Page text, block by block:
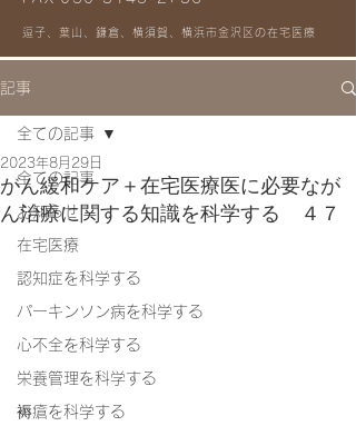
逗子、葉山、鎌倉、横須賀、横浜市金沢区の在宅医療
記事
全ての記事
お知らせ
在宅医療
認知症を科学する
パーキンソン病を科学する
心不全を科学する
栄養管理を科学する
褥瘡を科学する
全ての記事
がん緩和ケア＋在宅医療医に必要なが
ん治療に関する知識を科学する ４７
2023年8月29日